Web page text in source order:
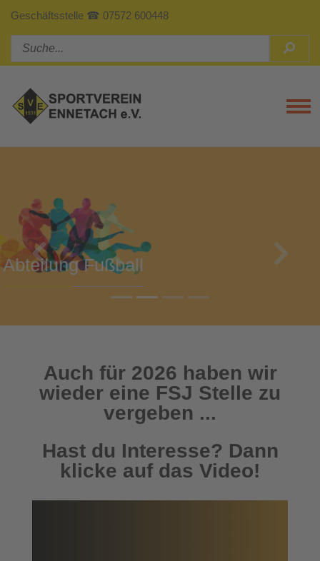
Geschäftsstelle ☎ 07572 600448
Abteilung Turnen
Previous
Auch für 2026 haben wir
wieder eine FSJ Stelle zu
vergeben ...
Hast du Interesse? Dann
klicke auf das Video!